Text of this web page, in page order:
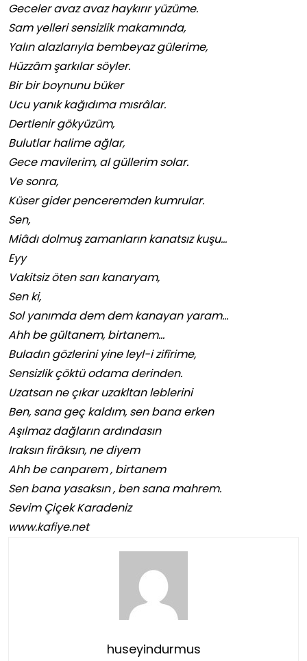
Geceler avaz avaz haykırır yüzüme.
Sam yelleri sensizlik makamında,
Yalın alazlarıyla bembeyaz gülerime,
Hüzzâm şarkılar söyler.
Bir bir boynunu büker
Ucu yanık kağıdıma mısrâlar.
Dertlenir gökyüzüm,
Bulutlar halime ağlar,
Gece mavilerim, al güllerim solar.
Ve sonra,
Küser gider penceremden kumrular.
Sen,
Miâdı dolmuş zamanların kanatsız kuşu…
Eyy
Vakitsiz öten sarı kanaryam,
Sen ki,
Sol yanımda dem dem kanayan yaram…
Ahh be gültanem, birtanem…
Buladın gözlerini yine leyl-i zifîrime,
Sensizlik çöktü odama derinden.
Uzatsan ne çıkar uzakltan leblerini
Ben, sana geç kaldım, sen bana erken
Aşılmaz dağların ardındasın
Iraksın firâksın, ne diyem
Ahh be canparem , birtanem
Sen bana yasaksın , ben sana mahrem.
Sevim Çiçek Karadeniz
www.kafiye.net
huseyindurmus